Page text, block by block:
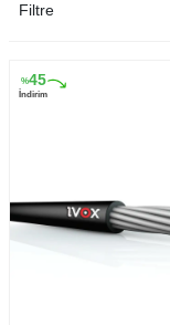
Filtre
%45
İndirim